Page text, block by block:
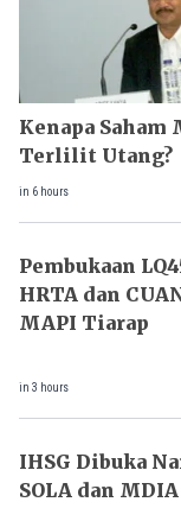
Kenapa Saham
Terlilit Utang?
in 6 hours
Pembukaan
HRTA dan
MAPI Tiarap
in 3 hours
IHSG Dibuka
SOLA dan